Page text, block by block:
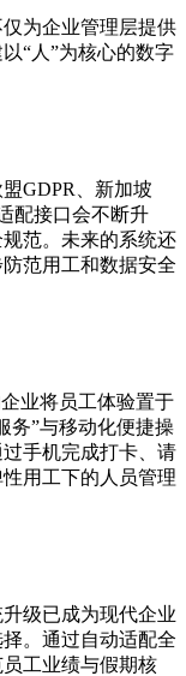
为企业管理层提供
“人”为核心的数字
GDPR、新加坡
配接口会不断升
范。未来的系统还
范用工和数据安全
业将员工体验置于
务”与移动化便捷操
手机完成打卡、请
用工下的人员管理
级已成为现代企业
。通过自动适配全
工业绩与假期核